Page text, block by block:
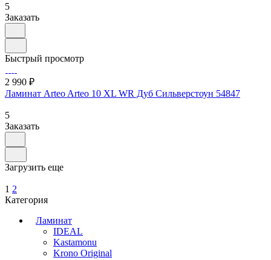
5
Заказать
Быстрый просмотр
2 990 ₽
Ламинат Arteo Arteo 10 XL WR Дуб Сильверстоун 54847
5
Заказать
Загрузить еще
1 2
Категория
Ламинат
IDEAL
Kastamonu
Krono Original